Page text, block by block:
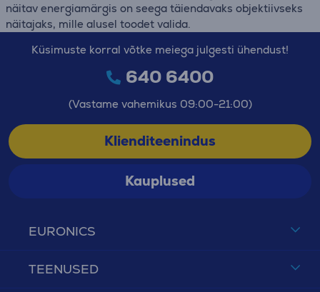
näitav energiamärgis on seega täiendavaks objektiivseks
näitajaks, mille alusel toodet valida.
EURONICS
TEENUSED
Küsimuste korral võtke meiega julgesti ühendust!
640 6400
(Vastame vahemikus 09:00-21:00)
Klienditeenindus
Kauplused